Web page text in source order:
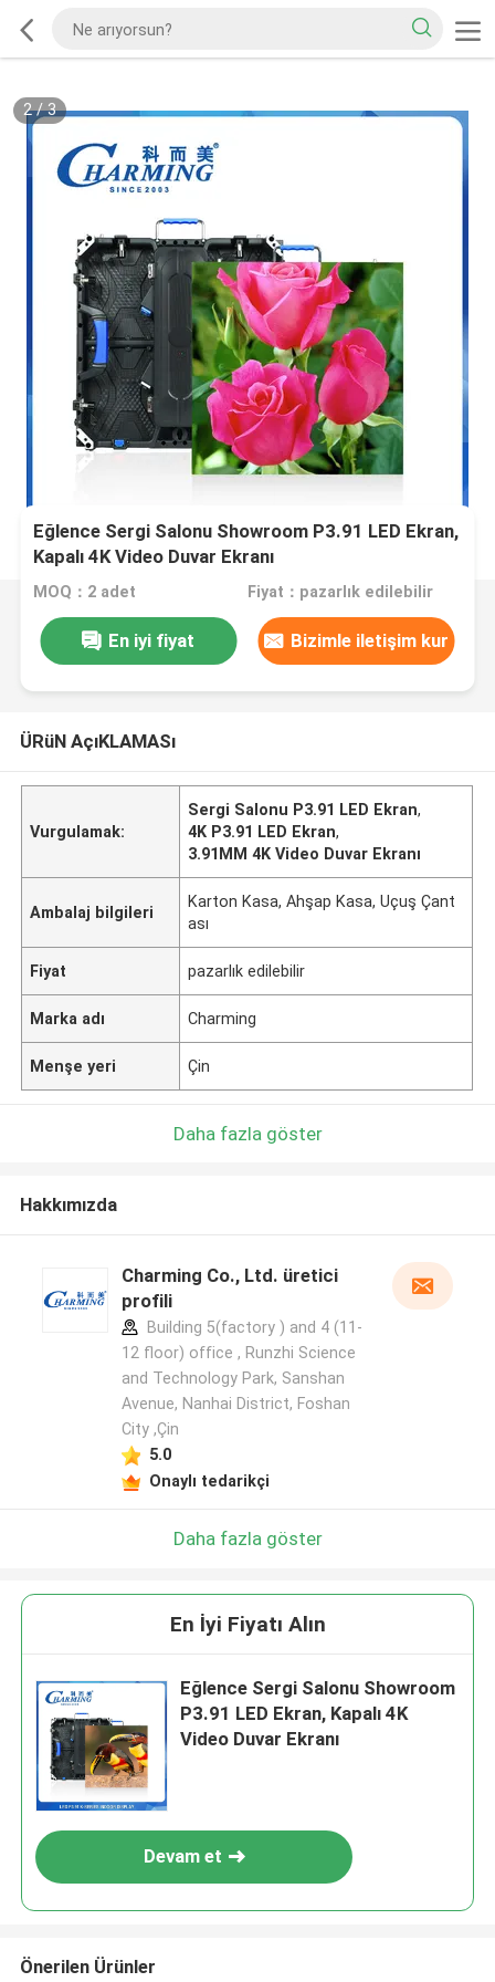
2/3
Eğlence Sergi Salonu Showroom P3.91 LED Ekran,
Kapalı 4K Video Duvar Ekranı
MOQ：2 adet Fiyat：pazarlık edilebilir
En iyi fiyat Bizimle iletişim kur
ÜRüN AçıKLAMASı
Vurgulamak:
Sergi Salonu P3.91 LED Ekran,
4K P3.91 LED Ekran,
3.91MM 4K Video Duvar Ekranı
Ambalaj bilgileri
Karton Kasa, Ahşap Kasa, Uçuş Çant
ası
Fiyat pazarlık edilebilir
Marka adı Charming
Menşe yeri Çin
Daha fazla göster
Hakkımızda
Charming Co., Ltd. üretici
profili
Building 5(factory ) and 4 (11-
12 floor) office , Runzhi Science
and Technology Park, Sanshan
Avenue, Nanhai District, Foshan
City ,Çin
5.0
Onaylı tedarikçi
Daha fazla göster
En İyi Fiyatı Alın
Eğlence Sergi Salonu Showroom
P3.91 LED Ekran, Kapalı 4K
Video Duvar Ekranı
Devam et
Önerilen Ürünler